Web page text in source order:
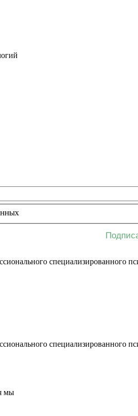
специализированного
специализированного
мы